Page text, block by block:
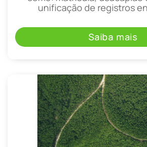
unificação de registros
Saiba mais